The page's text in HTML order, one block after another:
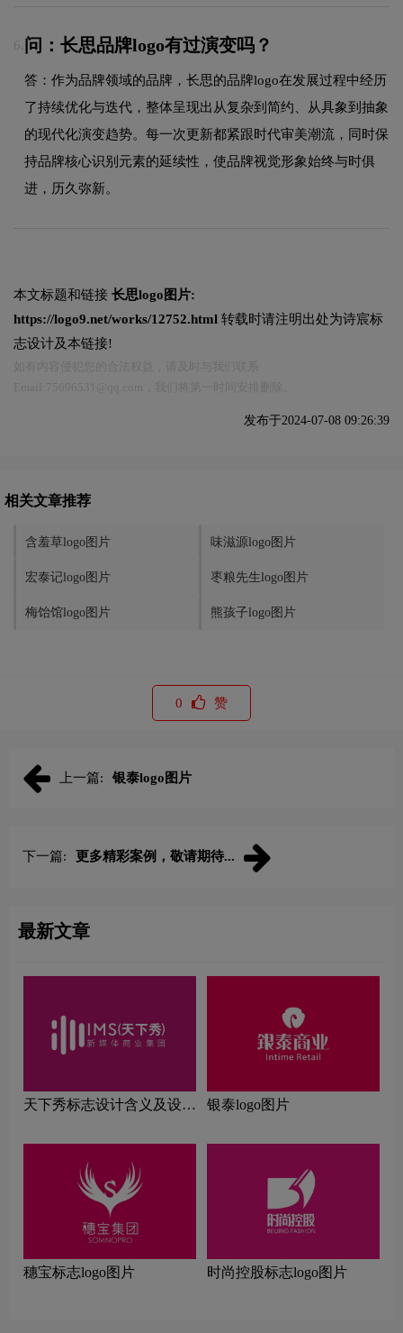
6. 问：长思品牌logo有过演变吗？
答：作为品牌领域的品牌，长思的品牌logo在发展过程中经历
了持续优化与迭代，整体呈现出从复杂到简约、从具象到抽象
的现代化演变趋势。每一次更新都紧跟时代审美潮流，同时保
持品牌核心识别元素的延续性，使品牌视觉形象始终与时俱
进，历久弥新。
本文标题和链接 长思logo图片:
https://logo9.net/works/12752.html 转载时请注明出处为诗宸标
志设计及本链接!
发布于2024-07-08 09:26:39
相关文章推荐
含羞草logo图片 味滋源logo图片
宏泰记logo图片 枣粮先生logo图片
梅饴馆logo图片 熊孩子logo图片
0 赞
上一篇: 银泰logo图片
下一篇: 更多精彩案例，敬请期待...
最新文章
天下秀标志设计含义及设计
银泰logo图片
穗宝标志logo图片 时尚控股标志logo图片